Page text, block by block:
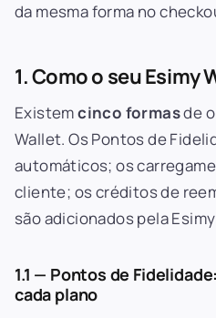
da mesma forma no
1. Como o seu Esimy
Existemcinco formasde
Wallet. Os Pontos de
automáticos; os
cliente; os créditos de
são adicionados pela
1.1 — Pontos de
cada plano